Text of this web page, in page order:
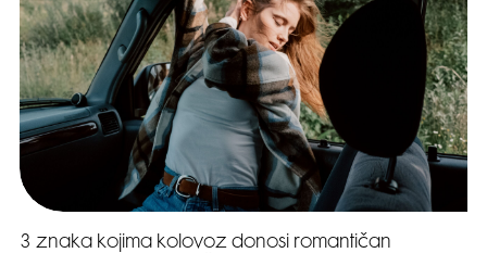
3 znaka kojima kolovoz donosi romantičan